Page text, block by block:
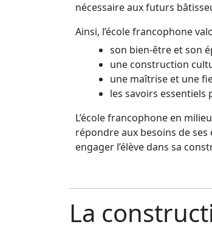
nécessaire aux futurs
Ainsi, l’école francophone
son bien-être et son
une construction
une maîtrise et une
les savoirs
L’école francophone en
répondre aux besoins de ses
engager l’élève dans sa
La